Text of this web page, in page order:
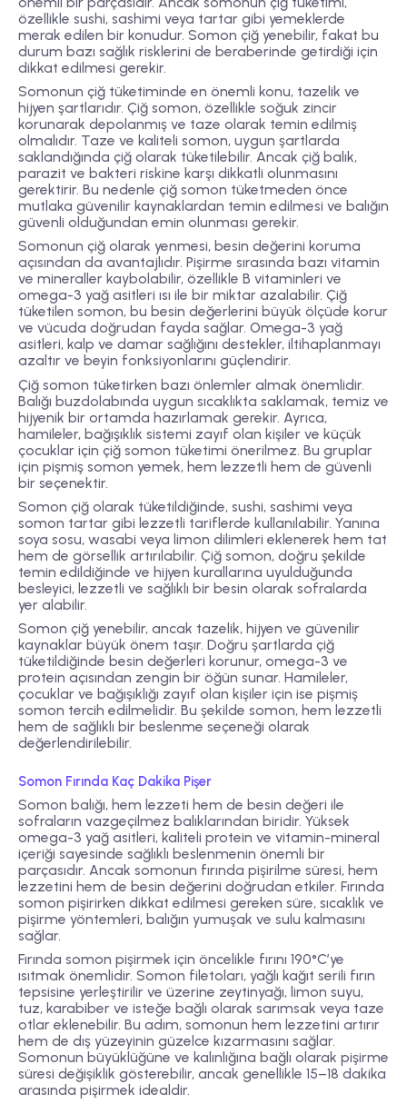
özellikle sushi, sashimi veya tartar gibi yemeklerde
merak edilen bir konudur. Somon çiğ yenebilir, fakat bu
durum bazı sağlık risklerini de beraberinde getirdiği için
dikkat edilmesi gerekir.
Somonun çiğ tüketiminde en önemli konu, tazelik ve
hijyen şartlarıdır. Çiğ somon, özellikle soğuk zincir
korunarak depolanmış ve taze olarak temin edilmiş
olmalıdır. Taze ve kaliteli somon, uygun şartlarda
saklandığında çiğ olarak tüketilebilir. Ancak çiğ balık,
parazit ve bakteri riskine karşı dikkatli olunmasını
gerektirir. Bu nedenle çiğ somon tüketmeden önce
mutlaka güvenilir kaynaklardan temin edilmesi ve balığın
güvenli olduğundan emin olunması gerekir.
Somonun çiğ olarak yenmesi, besin değerini koruma
açısından da avantajlıdır. Pişirme sırasında bazı vitamin
ve mineraller kaybolabilir, özellikle B vitaminleri ve
omega-3 yağ asitleri ısı ile bir miktar azalabilir. Çiğ
tüketilen somon, bu besin değerlerini büyük ölçüde korur
ve vücuda doğrudan fayda sağlar. Omega-3 yağ
asitleri, kalp ve damar sağlığını destekler, iltihaplanmayı
azaltır ve beyin fonksiyonlarını güçlendirir.
Çiğ somon tüketirken bazı önlemler almak önemlidir.
Balığı buzdolabında uygun sıcaklıkta saklamak, temiz ve
hijyenik bir ortamda hazırlamak gerekir. Ayrıca,
hamileler, bağışıklık sistemi zayıf olan kişiler ve küçük
çocuklar için çiğ somon tüketimi önerilmez. Bu gruplar
için pişmiş somon yemek, hem lezzetli hem de güvenli
bir seçenektir.
Somon çiğ olarak tüketildiğinde, sushi, sashimi veya
somon tartar gibi lezzetli tariflerde kullanılabilir. Yanına
soya sosu, wasabi veya limon dilimleri eklenerek hem tat
hem de görsellik artırılabilir. Çiğ somon, doğru şekilde
temin edildiğinde ve hijyen kurallarına uyulduğunda
besleyici, lezzetli ve sağlıklı bir besin olarak sofralarda
yer alabilir.
Somon çiğ yenebilir, ancak tazelik, hijyen ve güvenilir
kaynaklar büyük önem taşır. Doğru şartlarda çiğ
tüketildiğinde besin değerleri korunur, omega-3 ve
protein açısından zengin bir öğün sunar. Hamileler,
çocuklar ve bağışıklığı zayıf olan kişiler için ise pişmiş
somon tercih edilmelidir. Bu şekilde somon, hem lezzetli
hem de sağlıklı bir beslenme seçeneği olarak
değerlendirilebilir.
Somon Fırında Kaç Dakika Pişer
Somon balığı, hem lezzeti hem de besin değeri ile
sofraların vazgeçilmez balıklarından biridir. Yüksek
omega-3 yağ asitleri, kaliteli protein ve vitamin-mineral
içeriği sayesinde sağlıklı beslenmenin önemli bir
parçasıdır. Ancak somonun fırında pişirilme süresi, hem
lezzetini hem de besin değerini doğrudan etkiler. Fırında
somon pişirirken dikkat edilmesi gereken süre, sıcaklık ve
pişirme yöntemleri, balığın yumuşak ve sulu kalmasını
sağlar.
Fırında somon pişirmek için öncelikle fırını 190°C’ye
ısıtmak önemlidir. Somon filetoları, yağlı kağıt serili fırın
tepsisine yerleştirilir ve üzerine zeytinyağı, limon suyu,
tuz, karabiber ve isteğe bağlı olarak sarımsak veya taze
otlar eklenebilir. Bu adım, somonun hem lezzetini artırır
hem de dış yüzeyinin güzelce kızarmasını sağlar.
Somonun büyüklüğüne ve kalınlığına bağlı olarak pişirme
süresi değişiklik gösterebilir, ancak genellikle 15–18 dakika
arasında pişirmek idealdir.